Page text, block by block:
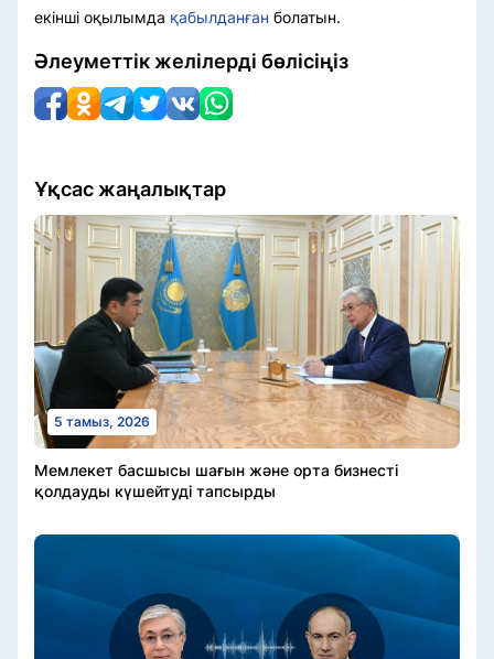
екінші оқылымда қабылданған болатын.
Әлеуметтік желілерді бөлісіңіз
Ұқсас жаңалықтар
5 тамыз, 2026
Мемлекет басшысы шағын және орта бизнесті
қолдауды күшейтуді тапсырды